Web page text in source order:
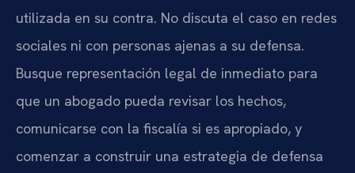
utilizada en su contra. No discuta el caso en redes
sociales ni con personas ajenas a su defensa.
Busque representación legal de inmediato para
que un abogado pueda revisar los hechos,
comunicarse con la fiscalía si es apropiado, y
comenzar a construir una estrategia de defensa